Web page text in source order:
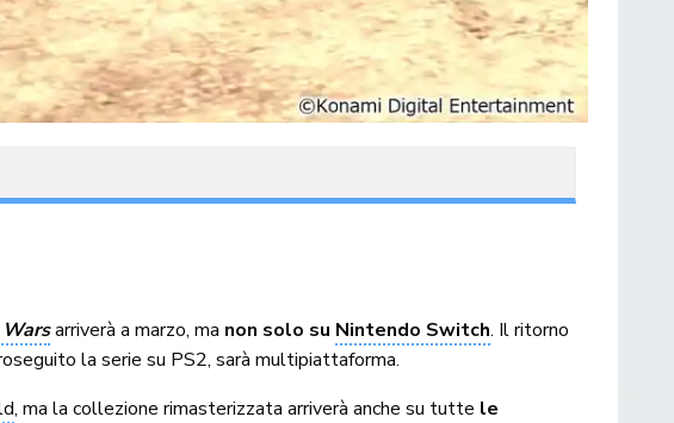
arriverà a marzo, ma non solo su Nintendo Switch. Il ritorno
la serie su PS2, sarà multipiattaforma.
, ma la collezione rimasterizzata arriverà anche su tutte le